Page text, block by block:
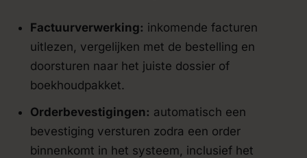
Factuurverwerking: inkomende facturen
uitlezen, vergelijken met de bestelling en
doorsturen naar het juiste dossier of
boekhoudpakket.
Orderbevestigingen: automatisch een
bevestiging versturen zodra een order
binnenkomt in het systeem, inclusief het